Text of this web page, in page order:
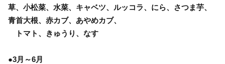
草、小松菜、水菜、キャベツ、ルッコラ、にら、さつま芋、
青首大根、赤カブ、あやめカブ、
トマト、きゅうり、なす
●3月～6月